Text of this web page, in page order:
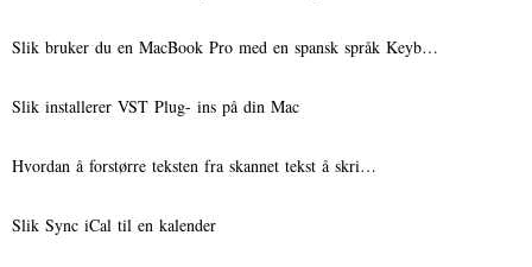
Slik bruker du en MacBook Pro med en spansk språk Keyb…
Slik installerer VST Plug- ins på din Mac
Hvordan å forstørre teksten fra skannet tekst å skri…
Slik Sync iCal til en kalender